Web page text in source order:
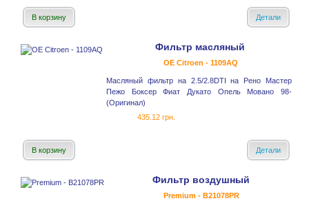
В корзину Детали
Фильтр масляный
OE Citroen - 1109AQ
Масляный фильтр на 2.5/2.8DTI на Рено Мастер
Пежо Боксер Фиат Дукато Опель Мовано 98-
(Оригинал)
435.12 грн.
В корзину Детали
Фильтр воздушный
Premium - B21078PR